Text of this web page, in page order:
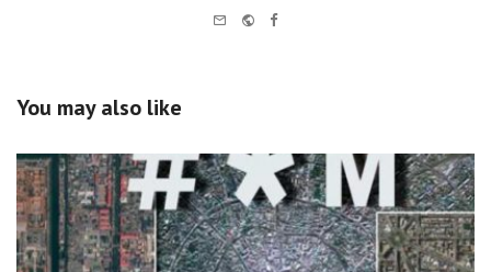
WebsiteFacebook
You may also like